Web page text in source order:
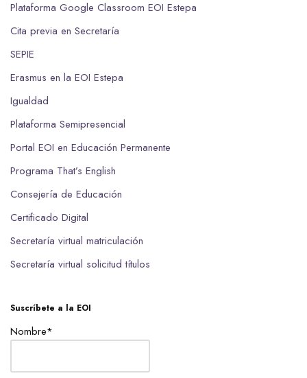
Plataforma Google Classroom EOI Estepa
Cita previa en Secretaría
SEPIE
Erasmus en la EOI Estepa
Igualdad
Plataforma Semipresencial
Portal EOI en Educación Permanente
Programa That’s English
Consejería de Educación
Certificado Digital
Secretaría virtual matriculación
Secretaría virtual solicitud títulos
Suscríbete a la EOI
Nombre*